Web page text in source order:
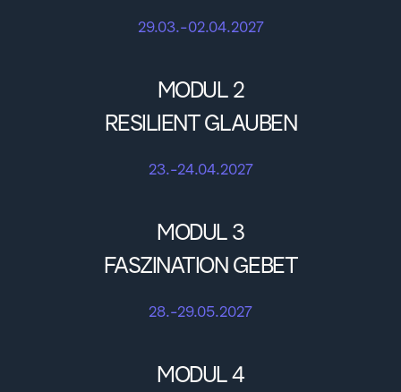
29.03.-02.04.2027
MODUL 2
RESILIENT GLAUBEN
23.-24.04.2027
MODUL 3
FASZINATION GEBET
28.-29.05.2027
MODUL 4